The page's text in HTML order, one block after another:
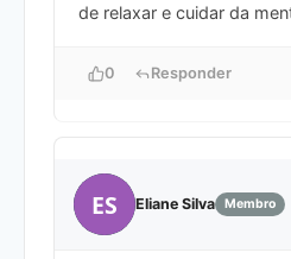
de relaxar e cuidar da
0 Responder
ES Eliane Silva Membro